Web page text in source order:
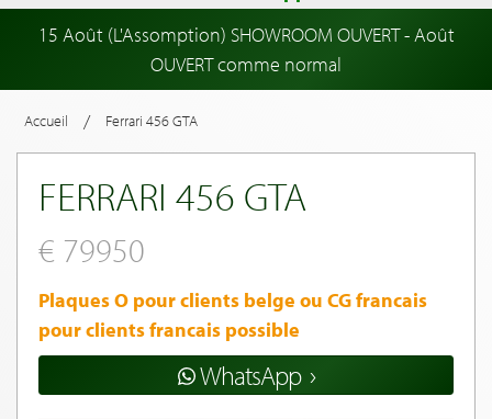
15 Août (L'Assomption) SHOWROOM OUVERT - Août
OUVERT comme normal
Accueil / Ferrari 456 GTA
FERRARI 456 GTA
€ 79950
Plaques O pour clients belge ou CG francais
pour clients francais possible
WhatsApp